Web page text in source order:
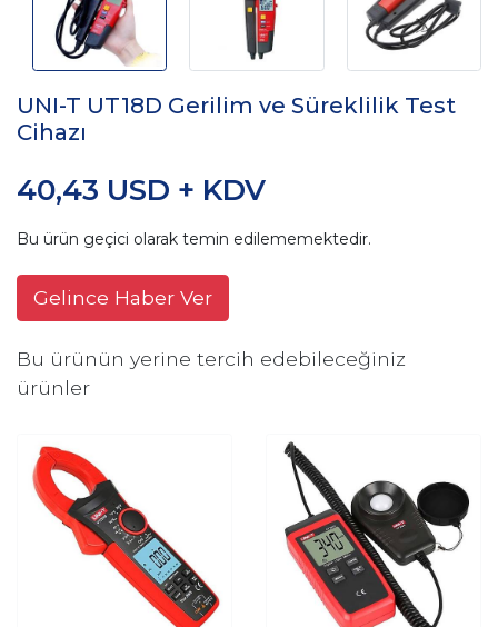
UNI-T UT18D Gerilim ve Süreklilik Test
Cihazı
40,43 USD + KDV
Bu ürün geçici olarak temin edilememektedir.
Gelince Haber Ver
Bu ürünün yerine tercih edebileceğiniz
ürünler